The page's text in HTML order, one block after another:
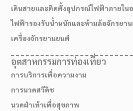
เดินสายและติดตั้งอุปกรณ์ไฟฟ้าภายใน
ไฟฟ้ารองรับน้ำหนักและห้ามล้อจักรยา
เครื่องจักรยานยนต์
อุตสาหกรรมการท่องเที่ยว
การบริการเพื่อความงาม
การนวดสวีดิช
นวดฝ่าเท้าเพื่อสุขภาพ